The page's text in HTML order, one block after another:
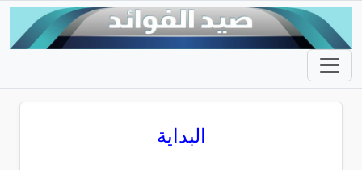
البداية